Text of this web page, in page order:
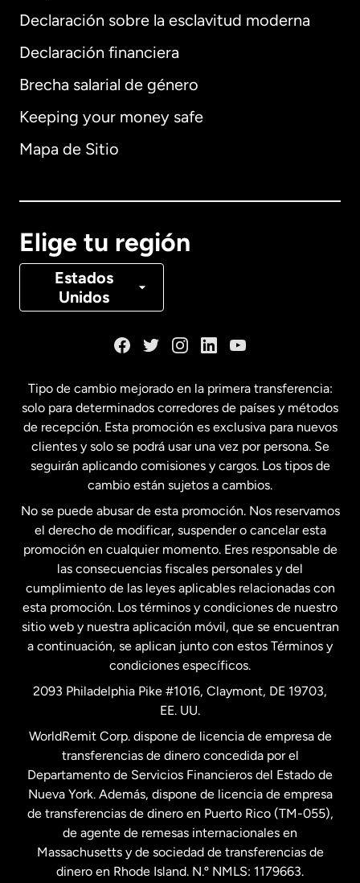
Declaración sobre la esclavitud moderna
Declaración financiera
Brecha salarial de género
Keeping your money safe
Mapa de Sitio
Elige tu región
Estados
Unidos
Internacional English
Alemania
Canadá Français
Estados Unidos English
Estados Unidos Español
Francia
Malasia
Nueva Zelanda
Países Bajos
Suecia
Tipo de cambio mejorado en la primera transferencia:
solo para determinados corredores de países y métodos
de recepción. Esta promoción es exclusiva para nuevos
clientes y solo se podrá usar una vez por persona. Se
seguirán aplicando comisiones y cargos. Los tipos de
cambio están sujetos a cambios.
No se puede abusar de esta promoción. Nos reservamos
el derecho de modificar, suspender o cancelar esta
promoción en cualquier momento. Eres responsable de
las consecuencias fiscales personales y del
cumplimiento de las leyes aplicables relacionadas con
esta promoción. Los términos y condiciones de nuestro
sitio web y nuestra aplicación móvil, que se encuentran
a continuación, se aplican junto con estos Términos y
condiciones específicos.
2093 Philadelphia Pike #1016, Claymont, DE 19703,
EE. UU.
WorldRemit Corp. dispone de licencia de empresa de
transferencias de dinero concedida por el
Departamento de Servicios Financieros del Estado de
Nueva York. Además, dispone de licencia de empresa
de transferencias de dinero en Puerto Rico (TM-055),
de agente de remesas internacionales en
Massachusetts y de sociedad de transferencias de
dinero en Rhode Island. N.º NMLS: 1179663.